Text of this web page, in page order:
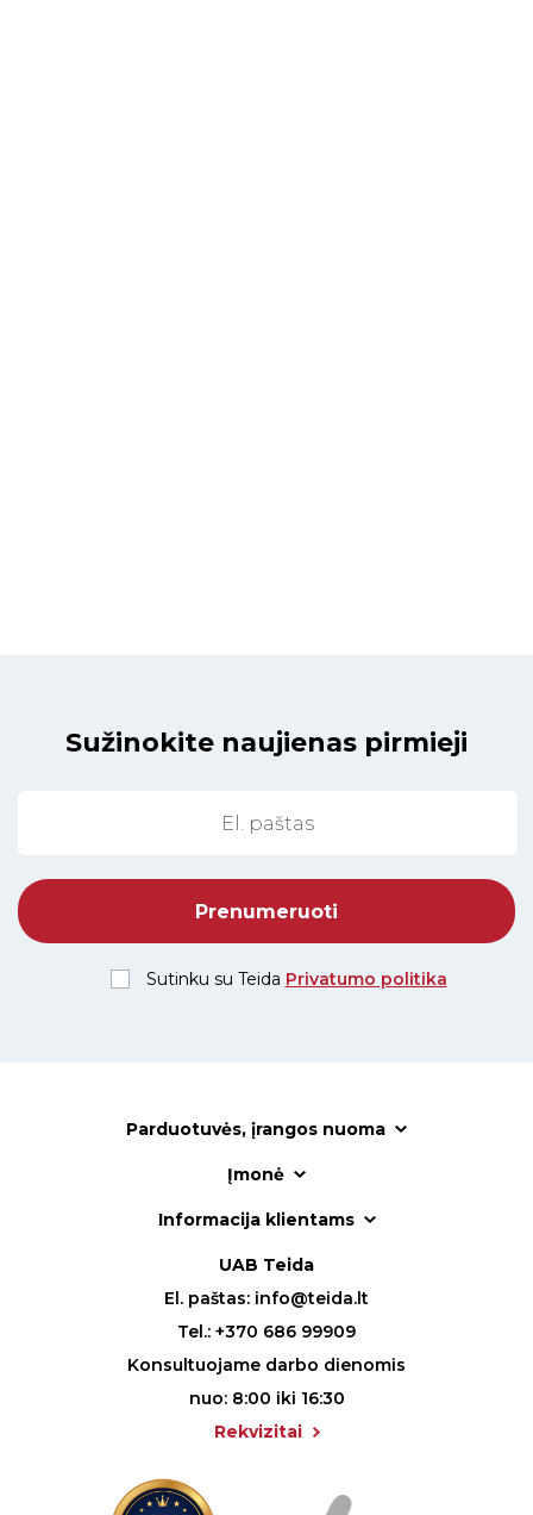
Sužinokite naujienas pirmieji
Sutinku su Teida Privatumo politika
Parduotuvės, įrangos nuoma
Įmonė
Informacija klientams
UAB Teida
El. paštas: info@teida.lt
Tel.: +370 686 99909
Konsultuojame darbo dienomis
nuo: 8:00 iki 16:30
Rekvizitai